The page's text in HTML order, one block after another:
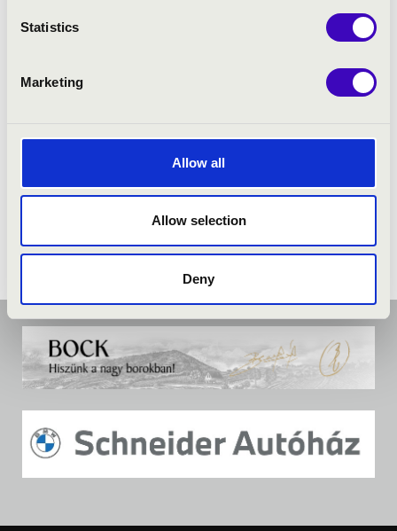
Statistics
Marketing
Allow all
Allow selection
Deny
címen. Az emailben kérjük küldje el, hogy melyik
ELŐADÓK: